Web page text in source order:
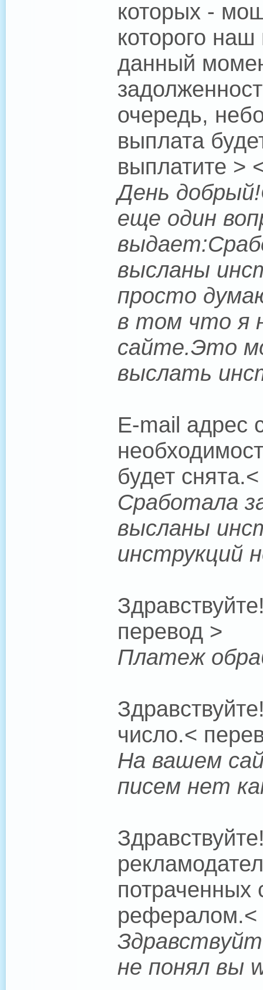
которых -
которого
данный
очередь,
выплата
выплатите >
День
еще один
высланы
просто
в том что я
сайте.Это
выслать
E-mail адрес
будет
Сработала
высланы
инструкций
перевод >
Платеж
число.<
На вашем
писем нет
потраченных
рефералом.<
не понял вы